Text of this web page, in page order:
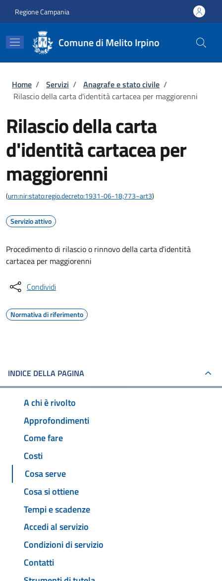
Regione Campania
Comune di Melito Irpino
Briciole di pane
Home / Servizi / Anagrafe e stato civile /
Rilascio della carta d'identità cartacea per maggiorenni
Rilascio della carta
d'identità cartacea per
maggiorenni
(urn:nir:stato:regio.decreto:1931-06-18;773~art3)
Servizio attivo
Procedimento di rilascio o rinnovo della carta d'identità
cartacea per maggiorenni
Condividi
Normativa di riferimento
INDICE DELLA PAGINA
A chi è rivolto
Approfondimenti
Come fare
Costi
Cosa serve
Cosa si ottiene
Tempi e scadenze
Accedi al servizio
Condizioni di servizio
Contatti